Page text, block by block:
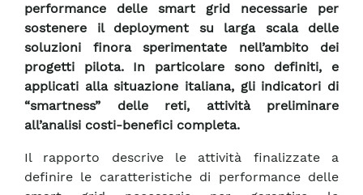
performance delle smart grid necessarie per
sostenere il deployment su larga scala delle
soluzioni finora sperimentate nell’ambito dei
progetti pilota. In particolare sono definiti, e
applicati alla situazione italiana, gli indicatori di
“smartness” delle reti, attività preliminare
all’analisi costi-benefici completa.
Il rapporto descrive le attività finalizzate a
definire le caratteristiche di performance delle